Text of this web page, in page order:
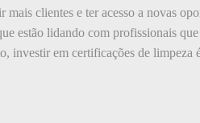
clientes e ter acesso a novas
estão lidando com profissionais
investir em certificações de limpeza